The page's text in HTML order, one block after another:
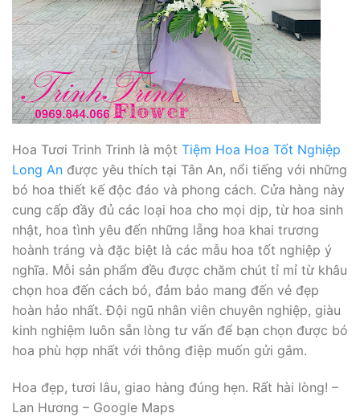
Hoa Tươi Trinh Trinh là một Tiệm Hoa Hoa Tốt Nghiệp
Long An được yêu thích tại Tân An, nổi tiếng với những
bó hoa thiết kế độc đáo và phong cách. Cửa hàng này
cung cấp đầy đủ các loại hoa cho mọi dịp, từ hoa sinh
nhật, hoa tình yêu đến những lẵng hoa khai trương
hoành tráng và đặc biệt là các mẫu hoa tốt nghiệp ý
nghĩa. Mỗi sản phẩm đều được chăm chút tỉ mỉ từ khâu
chọn hoa đến cách bó, đảm bảo mang đến vẻ đẹp
hoàn hảo nhất. Đội ngũ nhân viên chuyên nghiệp, giàu
kinh nghiệm luôn sẵn lòng tư vấn để bạn chọn được bó
hoa phù hợp nhất với thông điệp muốn gửi gắm.
Hoa đẹp, tươi lâu, giao hàng đúng hẹn. Rất hài lòng! –
Lan Hương – Google Maps